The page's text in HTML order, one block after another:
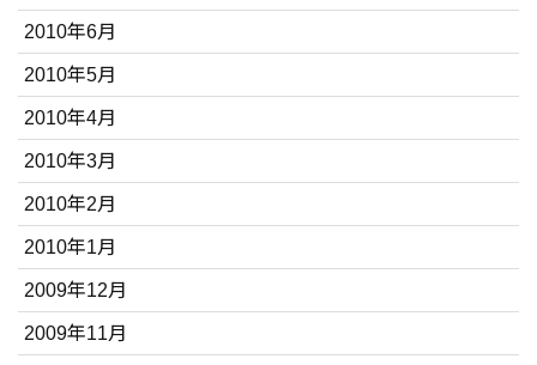
2010年6月
2010年5月
2010年4月
2010年3月
2010年2月
2010年1月
2009年12月
2009年11月